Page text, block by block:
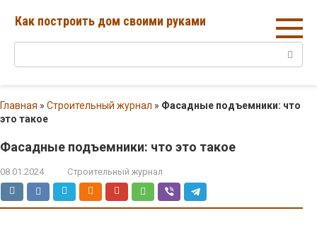
Как построить дом своими руками
Поиск:
Главная » Строительный журнал » Фасадные подъемники: что
это такое
Фасадные подъемники: что это такое
08.01.2024 Строительный журнал